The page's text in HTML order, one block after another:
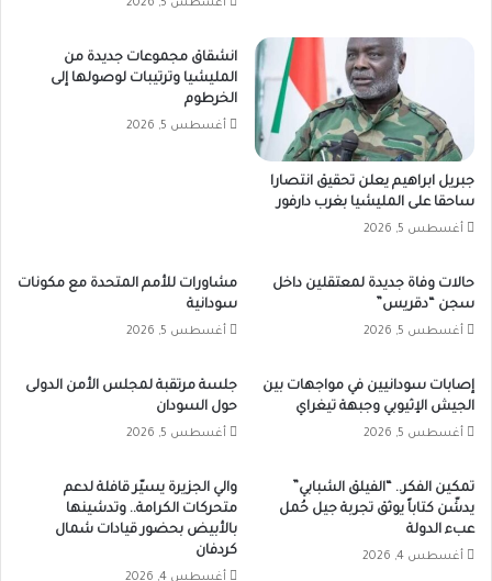
أغسطس 5, 2026
جبريل ابراهيم يعلن تحقيق انتصارا
ساحقا على المليشيا بغرب دارفور
أغسطس 5, 2026
انشقاق مجموعات جديدة من
المليشيا وترتيبات لوصولها إلى
الخرطوم
أغسطس 5, 2026
حالات وفاة جديدة لمعتقلين داخل
سجن “دقريس”
أغسطس 5, 2026
مشاورات للأمم المتحدة مع مكونات
سودانية
أغسطس 5, 2026
إصابات سودانيين في مواجهات بين
الجيش الإثيوبي وجبهة تيغراي
أغسطس 5, 2026
جلسة مرتقبة لمجلس الأمن الدولى
حول السودان
أغسطس 5, 2026
تمكين الفكر.. “الفيلق الشبابي”
يدشّن كتاباً يوثق تجربة جيل حُمل
عبء الدولة
أغسطس 4, 2026
والي الجزيرة يسيّر قافلة لدعم
متحركات الكرامة.. وتدشينها
بالأبيض بحضور قيادات شمال
كردفان
أغسطس 4, 2026